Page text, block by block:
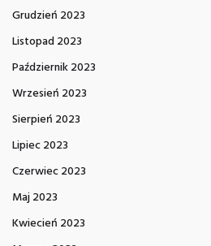
Grudzień 2023
Listopad 2023
Październik 2023
Wrzesień 2023
Sierpień 2023
Lipiec 2023
Czerwiec 2023
Maj 2023
Kwiecień 2023